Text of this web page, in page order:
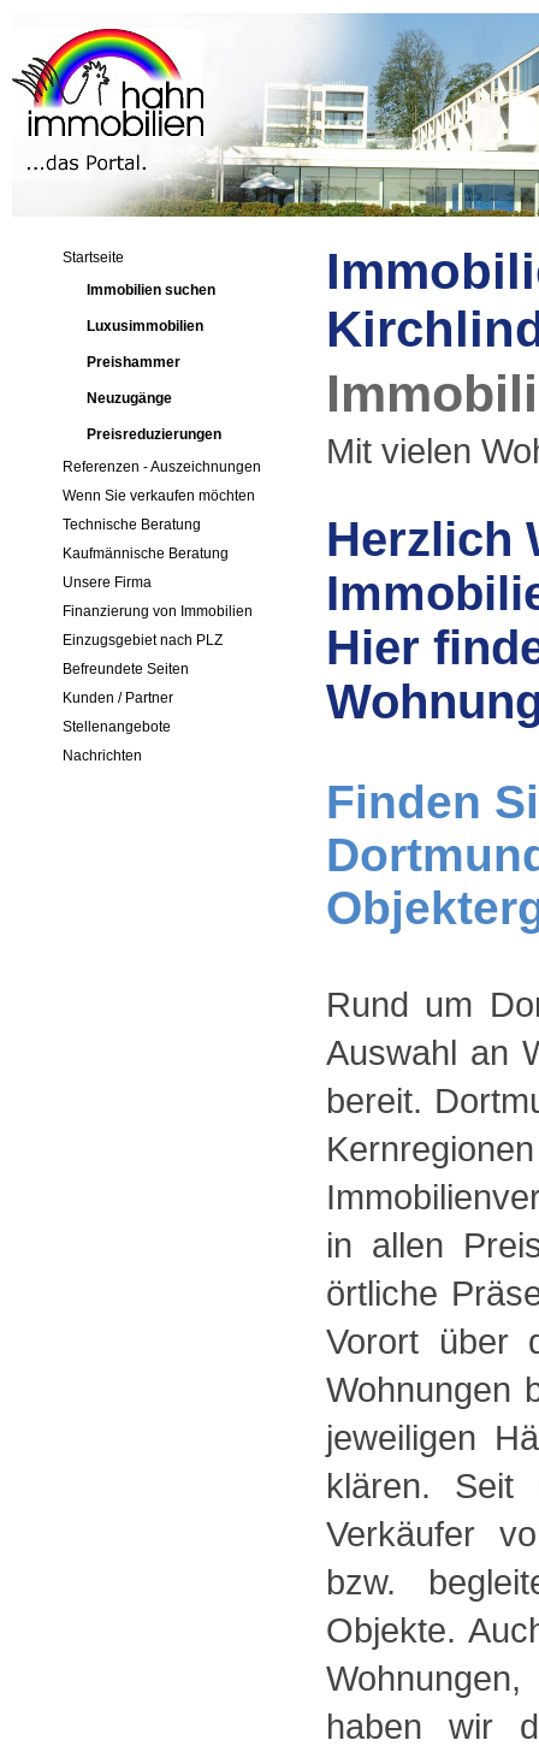
Startseite
Immobilien suchen
Luxusimmobilien
Preishammer
Neuzugänge
Preisreduzierungen
Referenzen - Auszeichnungen
Wenn Sie verkaufen möchten
Technische Beratung
Kaufmännische Beratung
Unsere Firma
Finanzierung von Immobilien
Einzugsgebiet nach PLZ
Befreundete Seiten
Kunden / Partner
Stellenangebote
Nachrichten
Mit vielen
Herzlich
Hier
Finden
Rund um
Auswahl an
bereit.
in allen
örtliche
Vorort über
Wohnungen
jeweiligen
klären. Seit
Verkäufer
bzw.
Objekte.
haben wir